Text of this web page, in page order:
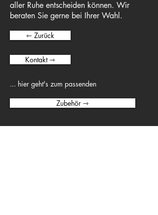
aller Ruhe entscheiden können. Wir
beraten Sie gerne bei Ihrer Wahl.
⇽ Zurück
Kontakt ⇾
... hier geht's zum passenden
Zubehör ⇾